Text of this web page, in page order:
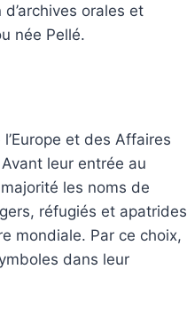
orales et
née Pellé.
et des Affaires
leur entrée au
les noms de
réfugiés et apatrides
mondiale. Par ce choix,
dans leur